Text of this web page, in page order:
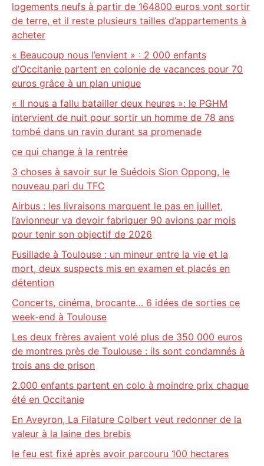
logements neufs à partir de 164800 euros vont sortir
de terre, et il reste plusieurs tailles d’appartements à
acheter
« Beaucoup nous l’envient » : 2 000 enfants
d’Occitanie partent en colonie de vacances pour 70
euros grâce à un plan unique
« Il nous a fallu batailler deux heures »: le PGHM
intervient de nuit pour sortir un homme de 78 ans
tombé dans un ravin durant sa promenade
ce qui change à la rentrée
3 choses à savoir sur le Suédois Sion Oppong, le
nouveau pari du TFC
Airbus : les livraisons marquent le pas en juillet,
l’avionneur va devoir fabriquer 90 avions par mois
pour tenir son objectif de 2026
Fusillade à Toulouse : un mineur entre la vie et la
mort, deux suspects mis en examen et placés en
détention
Concerts, cinéma, brocante… 6 idées de sorties ce
week-end à Toulouse
Les deux frères avaient volé plus de 350 000 euros
de montres près de Toulouse : ils sont condamnés à
trois ans de prison
2.000 enfants partent en colo à moindre prix chaque
été en Occitanie
En Aveyron, La Filature Colbert veut redonner de la
valeur à la laine des brebis
le feu est fixé après avoir parcouru 100 hectares